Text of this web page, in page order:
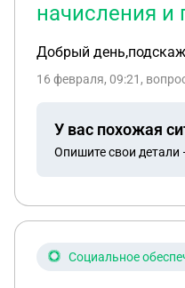
начисления и
Добрый
16 февраля, 09:21 ,
У вас похожая
Опишите свои детали
Социальное